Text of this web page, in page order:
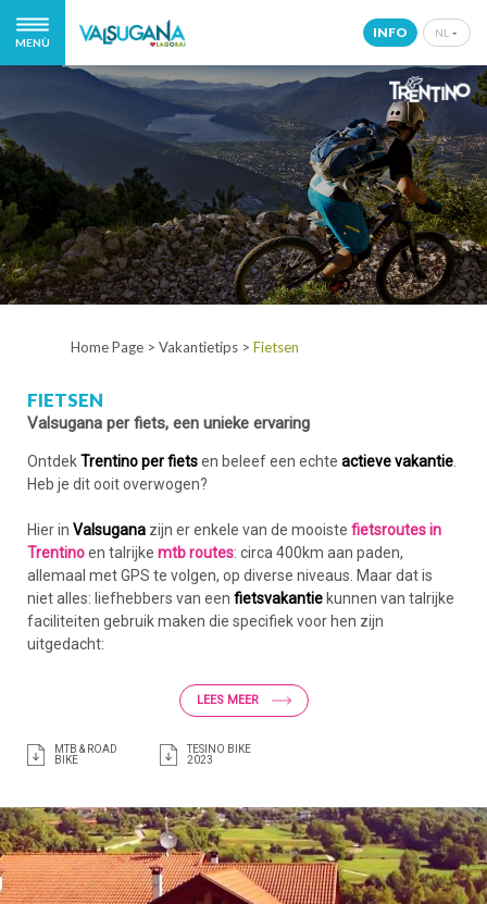
MENÙ
NL
EN
NL
INFO
Home Page > Vakantietips > Fietsen
FIETSEN
Valsugana per fiets, een unieke ervaring
OntdekTrentino per fietsen beleef een echte actieve vakantie
Heb je dit ooit overwogen?
Hier in Valsugana zijn er enkele van de mooiste fietsroutes in
Trentinoen talrijke mtb routes: circa 400km aan paden,
allemaal met GPS te volgen, op diverse niveaus. Maar dat is
niet alles: liefhebbers van een fietsvakantie kunnen van talrijke
faciliteiten gebruik maken die specifiek voor hen zijn
uitgedacht:
Bike expertaccommodaties
drankje
fietsaccessoires en uitrusting
Sportevenementen in heelValsuganain het teken van de
fiets: wedstrijden voor professionals en amateurs
DefietsvakantiesinValsuganazijn allemaal de moeite waard.
LEES MEER
MTB & ROAD
BIKE
TESINO BIKE
2023